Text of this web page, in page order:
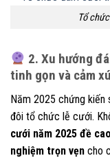
Tổ
2. Xu hướng
tinh gọn và cảm
Năm 2025 chứng
đôi tổ chức lễ cưới.
cưới năm 2025 đề
nghiệm trọn vẹn cho